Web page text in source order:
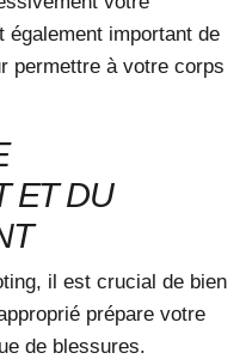
important de
permettre à votre corps
ET DU
il est crucial de bien
prépare votre
de blessures.